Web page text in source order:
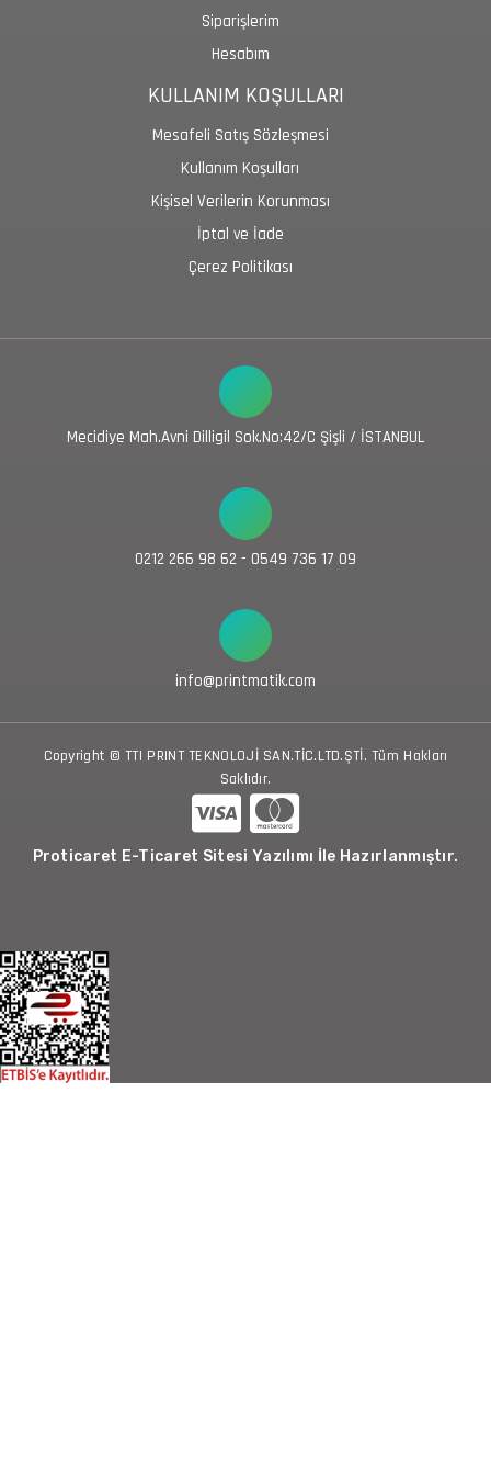
Siparişlerim
Hesabım
KULLANIM KOŞULLARI
Mesafeli Satış Sözleşmesi
Kullanım Koşulları
Kişisel Verilerin Korunması
İptal ve İade
Çerez Politikası
Mecidiye Mah.Avni Dilligil Sok.No:42/C Şişli / İSTANBUL
0212 266 98 62 - 0549 736 17 09
info@printmatik.com
Copyright © TTI PRINT TEKNOLOJİ SAN.TİC.LTD.ŞTİ. Tüm Hakları
Saklıdır.
Proticaret E-Ticaret Sitesi Yazılımı İle Hazırlanmıştır.